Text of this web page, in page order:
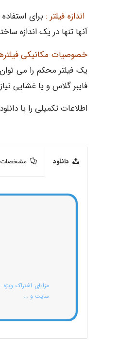
اندازه فیلتر : برای
آنها تنها در یک اندازه
خصوصیات مکانیکی
یک فیلتر محکم را می
فایبر گلاس و یا غشایی
اطلاعات تکمیلی را با
دانلود مشخصات
مزایای اشتراک
سایت و ...